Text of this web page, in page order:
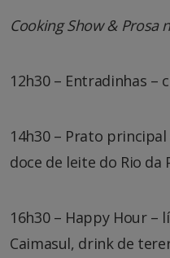
Cooking Show & Prosa
12h30 – Entradinhas –
14h30 – Prato
doce de leite do Rio da
16h30 – Happy Hour –
Caimasul, drink de